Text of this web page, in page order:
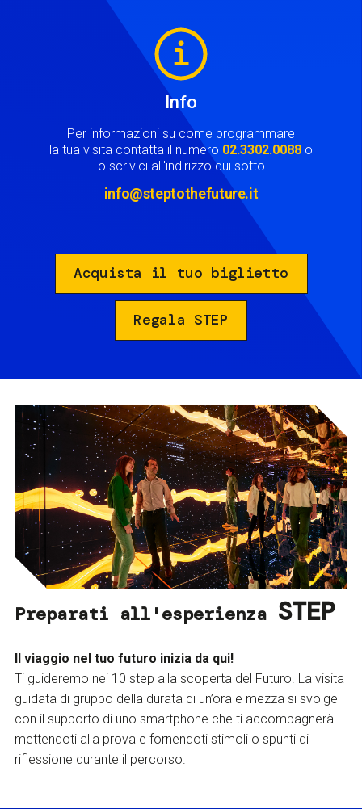
Info
Per informazioni su come programmare
la tua visita contatta il numero 02.3302.0088 o
o scrivici all'indirizzo qui sotto
info@steptothefuture.it
Acquista il tuo biglietto
Regala STEP
Preparati all'esperienza STEP
Il viaggio nel tuo futuro inizia da qui!
Ti guideremo nei 10 step alla scoperta del Futuro. La visita
guidata di gruppo della durata di un’ora e mezza si svolge
con il supporto di uno smartphone che ti accompagnerà
mettendoti alla prova e fornendoti stimoli o spunti di
riflessione durante il percorso.